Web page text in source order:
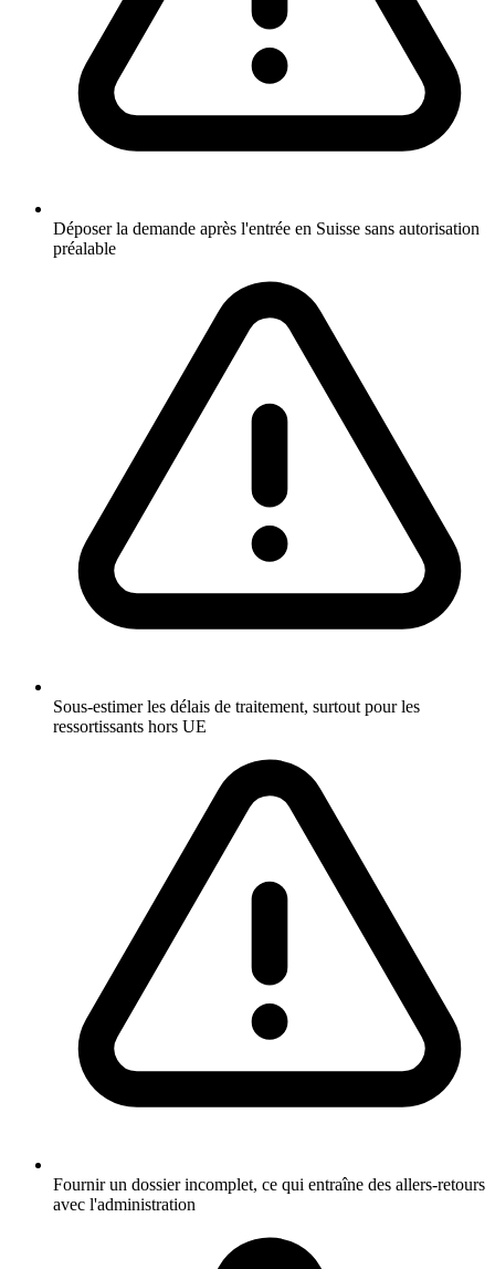
Déposer la demande après l'entrée en Suisse sans autorisation
préalable
Sous-estimer les délais de traitement, surtout pour les
ressortissants hors UE
Fournir un dossier incomplet, ce qui entraîne des allers-retours
avec l'administration